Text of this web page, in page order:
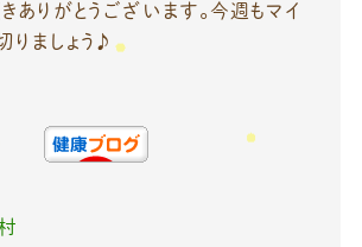
ありがとうございます。今週もマイ
りましょう♪